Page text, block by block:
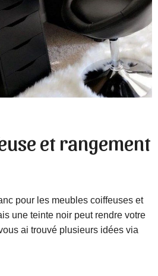
et rangement
pour les meubles coiffeuses et
une teinte noir peut rendre votre
ai trouvé plusieurs idées via